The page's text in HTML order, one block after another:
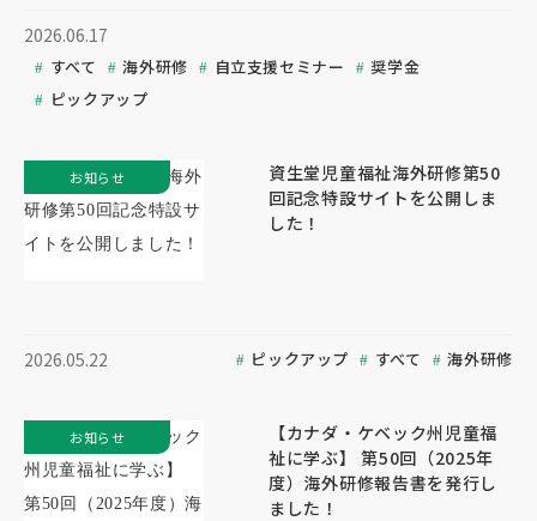
2026.06.17
すべて 海外研修 自立支援セミナー
奨学金
ピックアップ
資生堂児童福祉海外研修第50
回記念特設サイトを公開しま
した！
2026.05.22 ピックアップ すべて 海外研修
お知らせ
【カナダ・ケベック州児童福
祉に学ぶ】 第50回（2025年
度）海外研修報告書を発行し
ました！
お知らせ